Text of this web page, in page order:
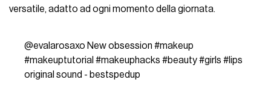
versatile, adatto ad ogni momento della giornata.
@evalarosaxo New obsession #makeup
#makeuptutorial #makeuphacks #beauty#girls #lips
original sound - bestspedup